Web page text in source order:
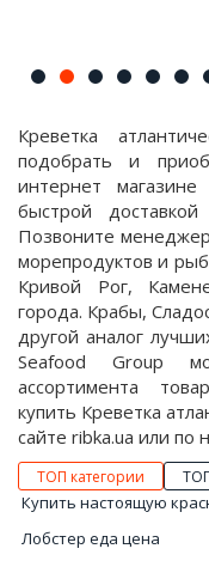
Креветка
подобрать и
интернет
быстрой
Позвоните
морепродуктов и
Кривой Рог,
города. Крабы,
другой аналог
Seafood Group
ассортимента
купить Креветка
сайте ribka.ua или по
ТОП категории
Купить настоящую
Лобстер еда цена